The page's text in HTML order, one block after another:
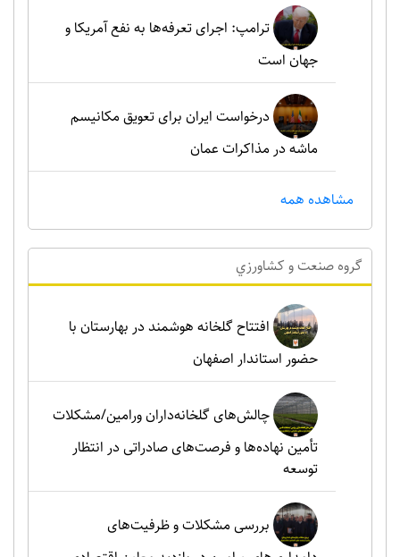
ترامپ: اجرای تعرفه‌ها به نفع آمریکا و
جهان است
درخواست ایران برای تعویق مکانیسم
ماشه در مذاکرات عمان
مشاهده همه
گروه صنعت و کشاورزي
افتتاح گلخانه هوشمند در بهارستان با
حضور استاندار اصفهان
چالش‌های گلخانه‌داران ورامین/مشکلات
تأمین نهاده‌ها و فرصت‌های صادراتی در انتظار
توسعه
بررسی مشکلات و ظرفیت‌های